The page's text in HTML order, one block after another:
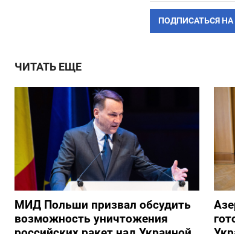
ПОДПИСАТЬСЯ НА
ЧИТАТЬ ЕЩЕ
МИД Польши призвал обсудить
возможность уничтожения